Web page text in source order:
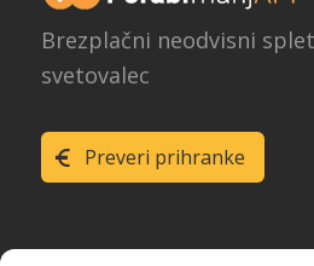
Brezplačni neodvisni
svetovalec
Preveri prihranke